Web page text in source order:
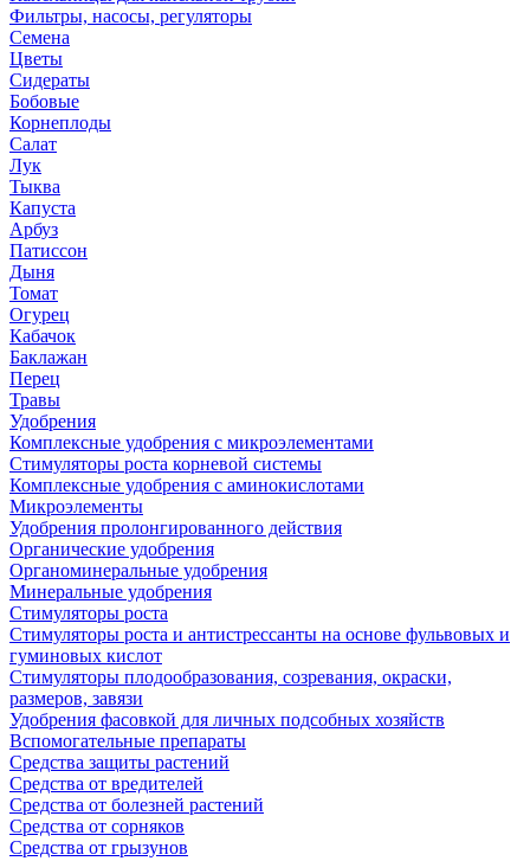
Фильтры, насосы, регуляторы
Семена
Цветы
Сидераты
Бобовые
Корнеплоды
Салат
Лук
Тыква
Капуста
Арбуз
Патиссон
Дыня
Томат
Огурец
Кабачок
Баклажан
Перец
Травы
Удобрения
Комплексные удобрения с микроэлементами
Стимуляторы роста корневой системы
Комплексные удобрения с аминокислотами
Микроэлементы
Удобрения пролонгированного действия
Органические удобрения
Органоминеральные удобрения
Минеральные удобрения
Стимуляторы роста
Стимуляторы роста и антистрессанты на основе фульвовых и
гуминовых кислот
Стимуляторы плодообразования, созревания, окраски,
размеров, завязи
Удобрения фасовкой для личных подсобных хозяйств
Вспомогательные препараты
Средства защиты растений
Средства от вредителей
Средства от болезней растений
Средства от сорняков
Средства от грызунов